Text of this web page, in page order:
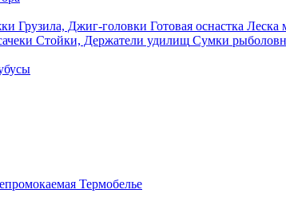
Грузила, Джиг-головки Готовая оснастка Леска
Стойки, Держатели удилищ Сумки
Термобелье